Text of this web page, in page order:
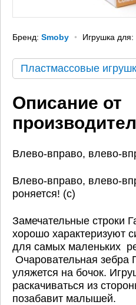
Бренд: Smoby Игрушка для:
Пластмассовые
Описание от
Влево-вправо, влево-
Влево-вправо, влево-
роняется! (с)
Замечательные строки
хорошо характеризуют
для самых маленьких
Очаровательная зебра
уляжется на бочок.
раскачиваться из
позабавит малышей.